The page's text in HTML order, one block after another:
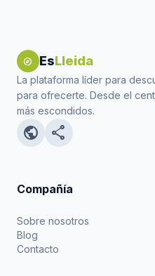
explore EsLleida
La plataforma líder para
para ofrecerte. Desde el
más escondidos.
public share
Compañía
Sobre nosotros
Blog
Contacto